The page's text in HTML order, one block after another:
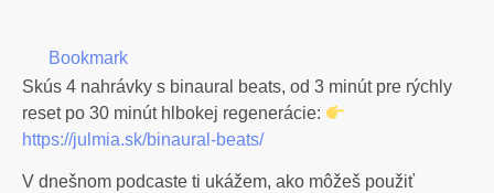
Bookmark
Skús 4 nahrávky s binaural beats, od 3 minút pre rýchly
reset po 30 minút hlbokej regenerácie:
⁠https://julmia.sk/binaural-beats/⁠
V dnešnom podcaste ti ukážem, ako môžeš použiť